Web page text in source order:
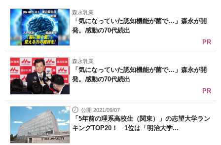
森永乳業
「気になっていた認知機能が菌で…」森永が開
発。感動の70代続出
PR
森永乳業
「気になっていた認知機能が菌で…」森永が開
発。感動の70代続出
PR
公開 2021/09/07
「5年前の理系高校生（関東）」の志望大学ラン
キングTOP20！ 1位は「明治大学...